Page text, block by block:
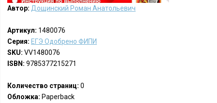
Автор: Дощинский Роман Анатольевич
Артикул: 1480076
Серия: ЕГЭ Одобрено ФИПИ
SKU: VV1480076
ISBN: 9785377215271
Количество страниц: 0
Обложка: Paperback